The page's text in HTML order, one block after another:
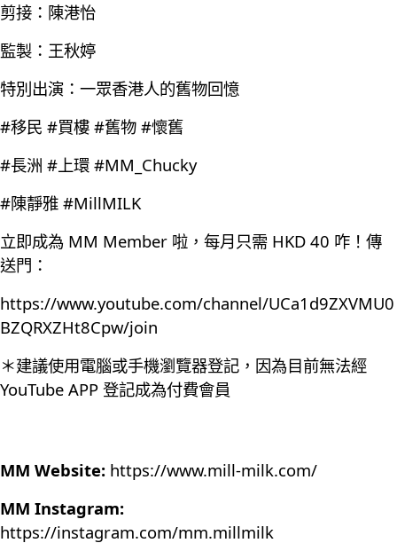
剪接：陳港怡
監製：王秋婷
特別出演：一眾香港人的舊物回憶
#移民 #買樓 #舊物 #懷舊
#長洲 #上環 #MM_Chucky
#陳靜雅 #MillMILK
立即成為 MM Member 啦，每月只需 HKD 40 咋！傳
送門：
https://www.youtube.com/channel/UCa1d9ZXVMU0
BZQRXZHt8Cpw/join
＊建議使用電腦或手機瀏覽器登記，因為目前無法經
YouTube APP 登記成為付費會員
MM Website: https://www.mill-milk.com/
MM Instagram:
https://instagram.com/mm.millmilk